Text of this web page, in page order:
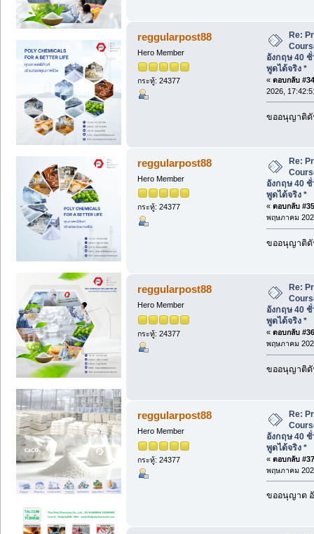
reggularpost88
Hero Member
กระทู้: 24377
Re:
อังกฤษ 40
พูดได้จริง *
« ตอบกลับ
2026,
ขออนุญาติดั
reggularpost88
Hero Member
กระทู้: 24377
Re:
อังกฤษ 40
พูดได้จริง *
« ตอบกลับ
พฤษภาคม
ขออนุญาติดั
reggularpost88
Hero Member
กระทู้: 24377
Re:
อังกฤษ 40
พูดได้จริง *
« ตอบกลับ
พฤษภาคม
ขออนุญาติดั
reggularpost88
Hero Member
กระทู้: 24377
Re:
อังกฤษ 40
พูดได้จริง *
« ตอบกลับ
พฤษภาคม
ขออนุญาต